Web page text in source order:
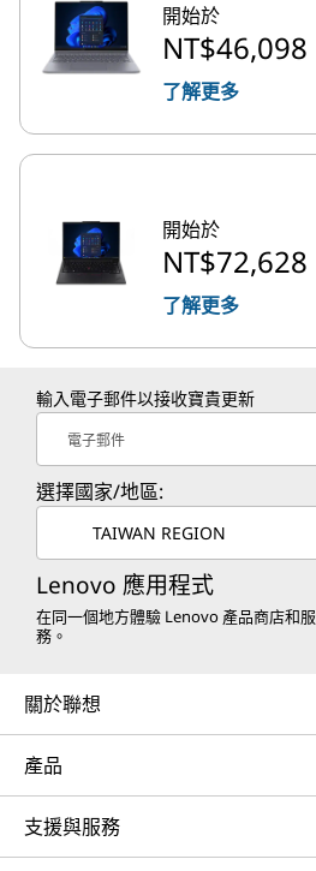
開始於
NT$46,098
了解更多
開始於
NT$72,628
了解更多
輸入電子郵件以接收寶貴更新
電子郵件
選擇國家/地區:
TAIWAN REGION
Lenovo 應用程式
在同一個地方體驗 Lenovo 產品商店和服
務。
關於聯想
產品
支援與服務